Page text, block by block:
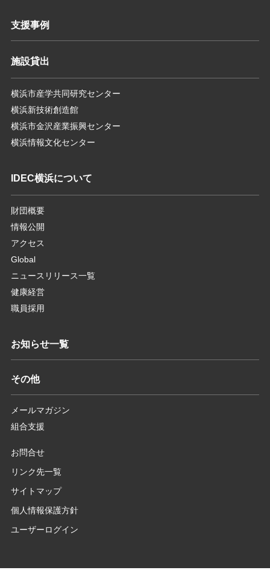
支援事例
施設貸出
横浜市産学共同研究センター
横浜新技術創造館
横浜市金沢産業振興センター
横浜情報文化センター
IDEC横浜について
財団概要
情報公開
アクセス
Global
ニュースリリース一覧
健康経営
職員採用
お知らせ一覧
その他
メールマガジン
組合支援
お問合せ
リンク先一覧
サイトマップ
個人情報保護方針
ユーザーログイン